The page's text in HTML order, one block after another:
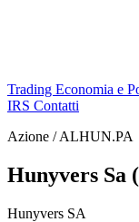
Trading Economia e
IRS Contatti
Azione / ALHUN.PA
Hunyvers Sa
Hunyvers SA